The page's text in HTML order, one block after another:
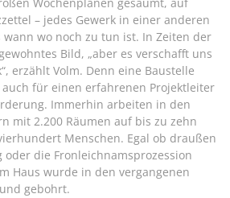
– jedes Gewerk in einer anderen
wann wo noch zu tun ist. In Zeiten der
Bild, „aber es verschafft uns
erzählt Volm. Denn eine Baustelle
für einen erfahrenen Projektleiter
Immerhin arbeiten in den
mit 2.200 Räumen auf bis zu zehn
Menschen. Egal ob draußen
oder die Fronleichnamsprozession
Haus wurde in den vergangenen
gebohrt.